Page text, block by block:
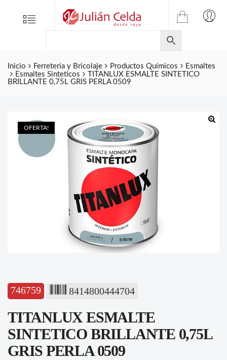
Menu
TIENDA
ONLINE
DE
JULIAN
CELDA
Inicio Ferretería y Bricolaje Productos Químicos
Esmaltes
Esmaltes Sinteticos
TITANLUX ESMALTE SINTETICO
BRILLANTE 0,75L GRIS PERLA 0509
OFERTA!
746759 8414800444704
TITANLUX ESMALTE
SINTETICO BRILLANTE 0,75L
GRIS PERLA 0509
Folletos
Contacto